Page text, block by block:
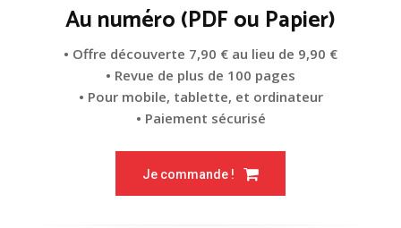
Au numéro (PDF ou Papier)
• Offre découverte 7,90 € au lieu de 9,90 €
• Revue de plus de 100 pages
• Pour mobile, tablette, et ordinateur
• Paiement sécurisé
Je commande !